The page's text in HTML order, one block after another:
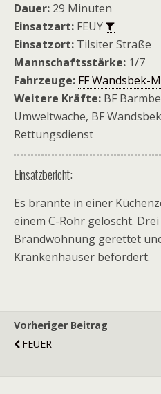
Dauer: 29 Minuten
Einsatzart: FEUY
Einsatzort: Tilsiter Straße
Mannschaftsstärke: 1/7
Fahrzeuge: FF Wandsbek-
Weitere Kräfte: BF
Umweltwache, BF
Rettungsdienst
Einsatzbericht:
Es brannte in einer
einem C-Rohr gelöscht.
Brandwohnung gerettet
Krankenhäuser befördert.
Vorheriger Beitrag
FEUER